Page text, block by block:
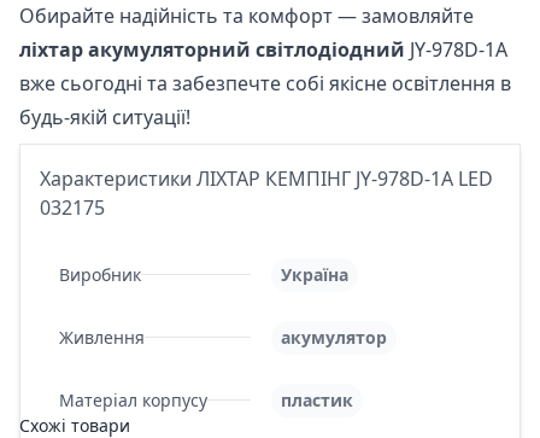
Обирайте надійність та комфорт — замовляйте
ліхтар акумуляторний світлодіодний JY-978D-1A
вже сьогодні та забезпечте собі якісне освітлення в
будь-якій ситуації!
Характеристики ЛІХТАР КЕМПІНГ JY-978D-1A LED
032175
Виробник Україна
Живлення акумулятор
Матеріал корпусу
пластик
Схожі товари